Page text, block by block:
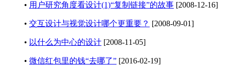
• 用户研究角度看设计(1)“复制链接”的故事 [2008-12-16]
• 交互设计与视觉设计哪个更重要？ [2008-09-01]
• 以什么为中心的设计 [2008-11-05]
• 微信红包里的钱“去哪了” [2016-02-19]